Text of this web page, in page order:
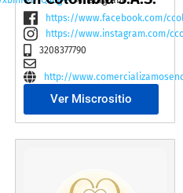
https://www.facebook.com/
https://www.instagram.com/
3208377790
http://
Ver Miscrositio